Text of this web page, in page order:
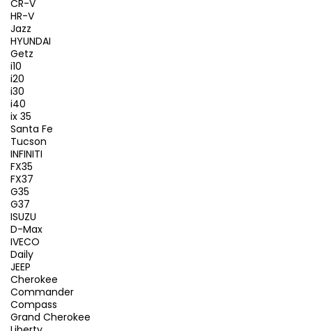
CR-V
HR-V
Jazz
HYUNDAI
Getz
i10
i20
i30
i40
ix 35
Santa Fe
Tucson
INFINITI
FX35
FX37
G35
G37
ISUZU
D-Max
IVECO
Daily
JEEP
Cherokee
Commander
Compass
Grand Cherokee